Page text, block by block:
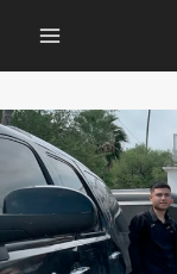
content